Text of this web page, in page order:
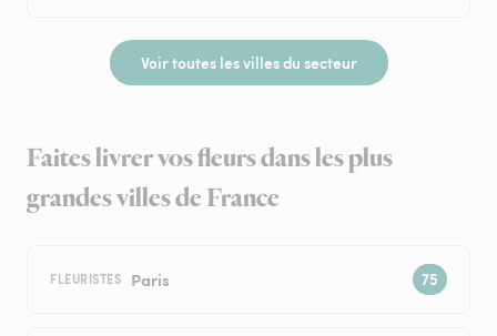
Voir toutes les villes du secteur
Faites livrer vos fleurs dans les plus
grandes villes de France
FLEURISTES Paris